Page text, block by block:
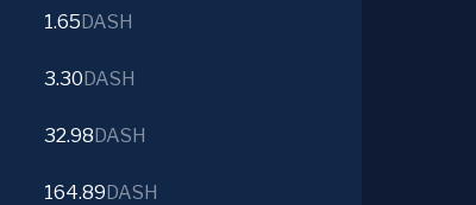
1.65DASH
3.30DASH
32.98DASH
164.89DASH